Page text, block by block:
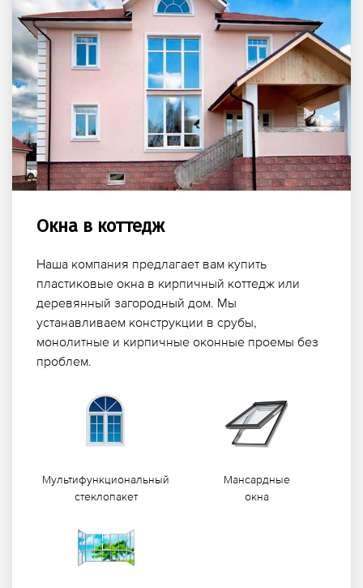
Окна в коттедж
Наша компания предлагает вам купить
пластиковые окна в кирпичный коттедж или
деревянный загородный дом. Мы
устанавливаем конструкции в срубы,
монолитные и кирпичные оконные проемы без
проблем.
Мультифункциональный
стеклопакет
Мансардные
окна